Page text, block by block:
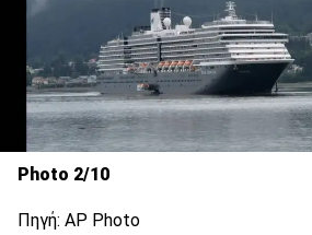
Photo 2/10
Πηγή: AP Photo